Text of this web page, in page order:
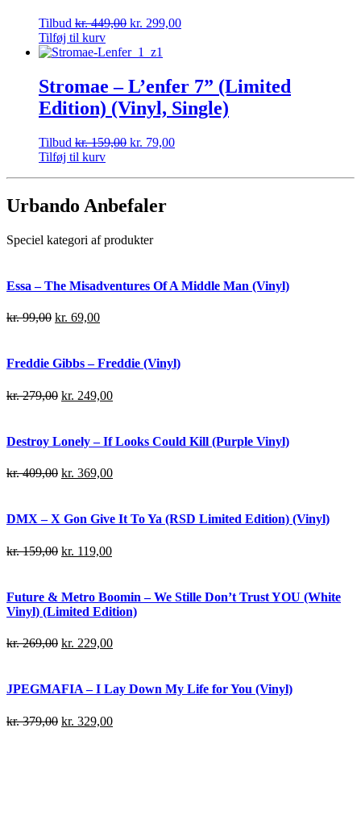
Tilbud kr.449,00 kr. 299,00
Tilføj til kurv
Stromae – L’enfer 7” (Limited
Edition) (Vinyl, Single)
Tilbud kr.159,00 kr. 79,00
Tilføj til kurv
Urbando Anbefaler
Speciel kategori af produkter
Essa – The Misadventures Of A Middle Man (Vinyl)
kr.99,00 kr. 69,00
Freddie Gibbs – Freddie (Vinyl)
kr.279,00 kr. 249,00
Destroy Lonely – If Looks Could Kill (Purple Vinyl)
kr.409,00 kr. 369,00
DMX – X Gon Give It To Ya (RSD Limited Edition) (Vinyl)
kr.159,00 kr. 119,00
Future & Metro Boomin – We Stille Don’t Trust YOU (White
Vinyl) (Limited Edition)
kr.269,00 kr. 229,00
JPEGMAFIA – I Lay Down My Life for You (Vinyl)
kr.379,00 kr. 329,00